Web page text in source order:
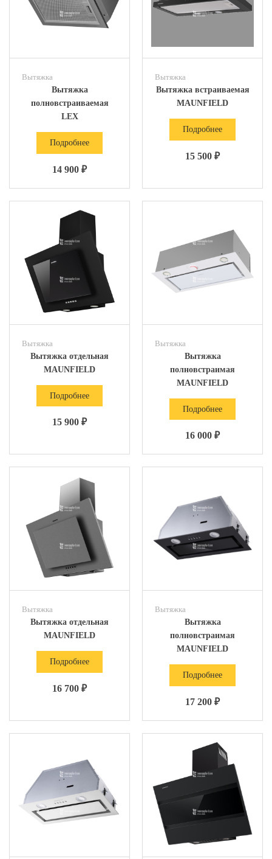
Вытяжка
Вытяжка
полновстраиваемая
LEX
Подробнее
14 900 ₽
Вытяжка
Вытяжка встраиваемая
MAUNFIELD
Подробнее
15 500 ₽
Вытяжка
Вытяжка отдельная
MAUNFIELD
Подробнее
15 900 ₽
Вытяжка
Вытяжка
полновстраимая
MAUNFIELD
Подробнее
16 000 ₽
Вытяжка
Вытяжка отдельная
MAUNFIELD
Подробнее
16 700 ₽
Вытяжка
Вытяжка
полновстраимая
MAUNFIELD
Подробнее
17 200 ₽